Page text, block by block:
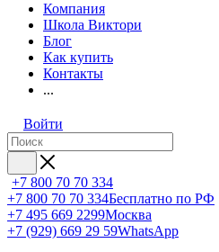
Компания
Школа Виктори
Блог
Как купить
Контакты
...
Войти
+7 800 70 70 334
+7 800 70 70 334Бесплатно по РФ
+7 495 669 2299Москва
+7 (929) 669 29 59WhatsApp